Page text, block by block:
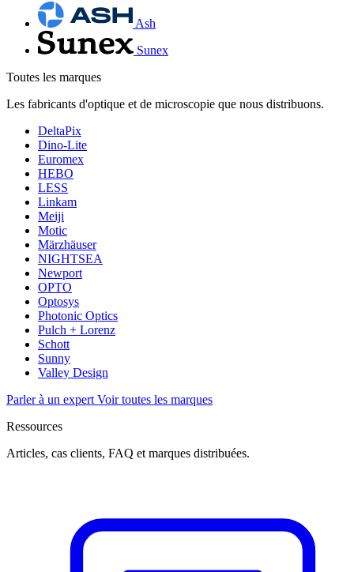
Ash
Sunex
Toutes les marques
Les fabricants d'optique et de microscopie que nous distribuons.
DeltaPix
Dino-Lite
Euromex
HEBO
LESS
Linkam
Meiji
Motic
Märzhäuser
NIGHTSEA
Newport
OPTO
Optosys
Photonic Optics
Pulch + Lorenz
Schott
Sunny
Valley Design
Parler à un expert Voir toutes les marques
Ressources
Articles, cas clients, FAQ et marques distribuées.